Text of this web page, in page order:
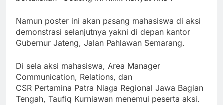
Namun poster ini akan pasang mahasiswa di aksi
demonstrasi selanjutnya yakni di depan kantor
Gubernur Jateng, Jalan Pahlawan Semarang.
Di sela aksi mahasiswa, Area Manager
Communication, Relations, dan
CSR Pertamina Patra Niaga Regional Jawa Bagian
Tengah, Taufiq Kurniawan menemui peserta aksi.